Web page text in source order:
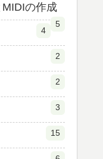
の作成
5
4
2
2
3
15